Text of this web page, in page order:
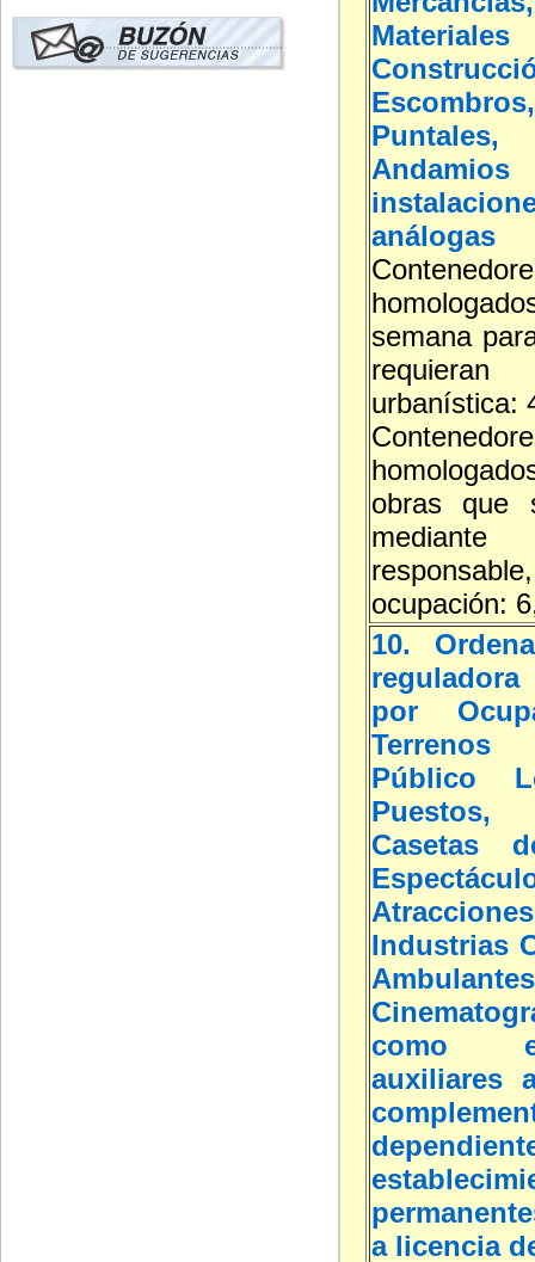
análogas
semana
urbanística:
obras que
mediante
ocupación:
10.
por
Público
Puestos,
Casetas
Industrias
como
auxiliares
a licencia